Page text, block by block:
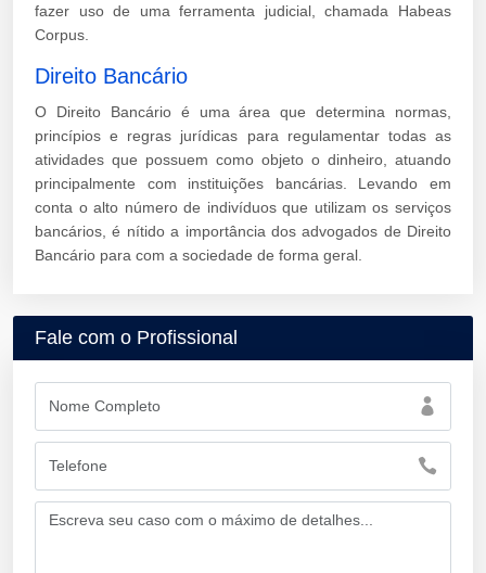
fazer uso de uma ferramenta judicial, chamada Habeas
Corpus.
Direito Bancário
O Direito Bancário é uma área que determina normas,
princípios e regras jurídicas para regulamentar todas as
atividades que possuem como objeto o dinheiro, atuando
principalmente com instituições bancárias. Levando em
conta o alto número de indivíduos que utilizam os serviços
bancários, é nítido a importância dos advogados de Direito
Bancário para com a sociedade de forma geral.
Fale com o Profissional